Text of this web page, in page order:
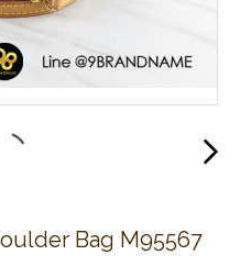
Bag M95567